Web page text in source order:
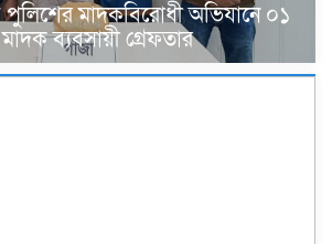
পুলিশের মাদকবিরোধী অভিযানে ০১
ব্যবসায়ী গ্রেফতার